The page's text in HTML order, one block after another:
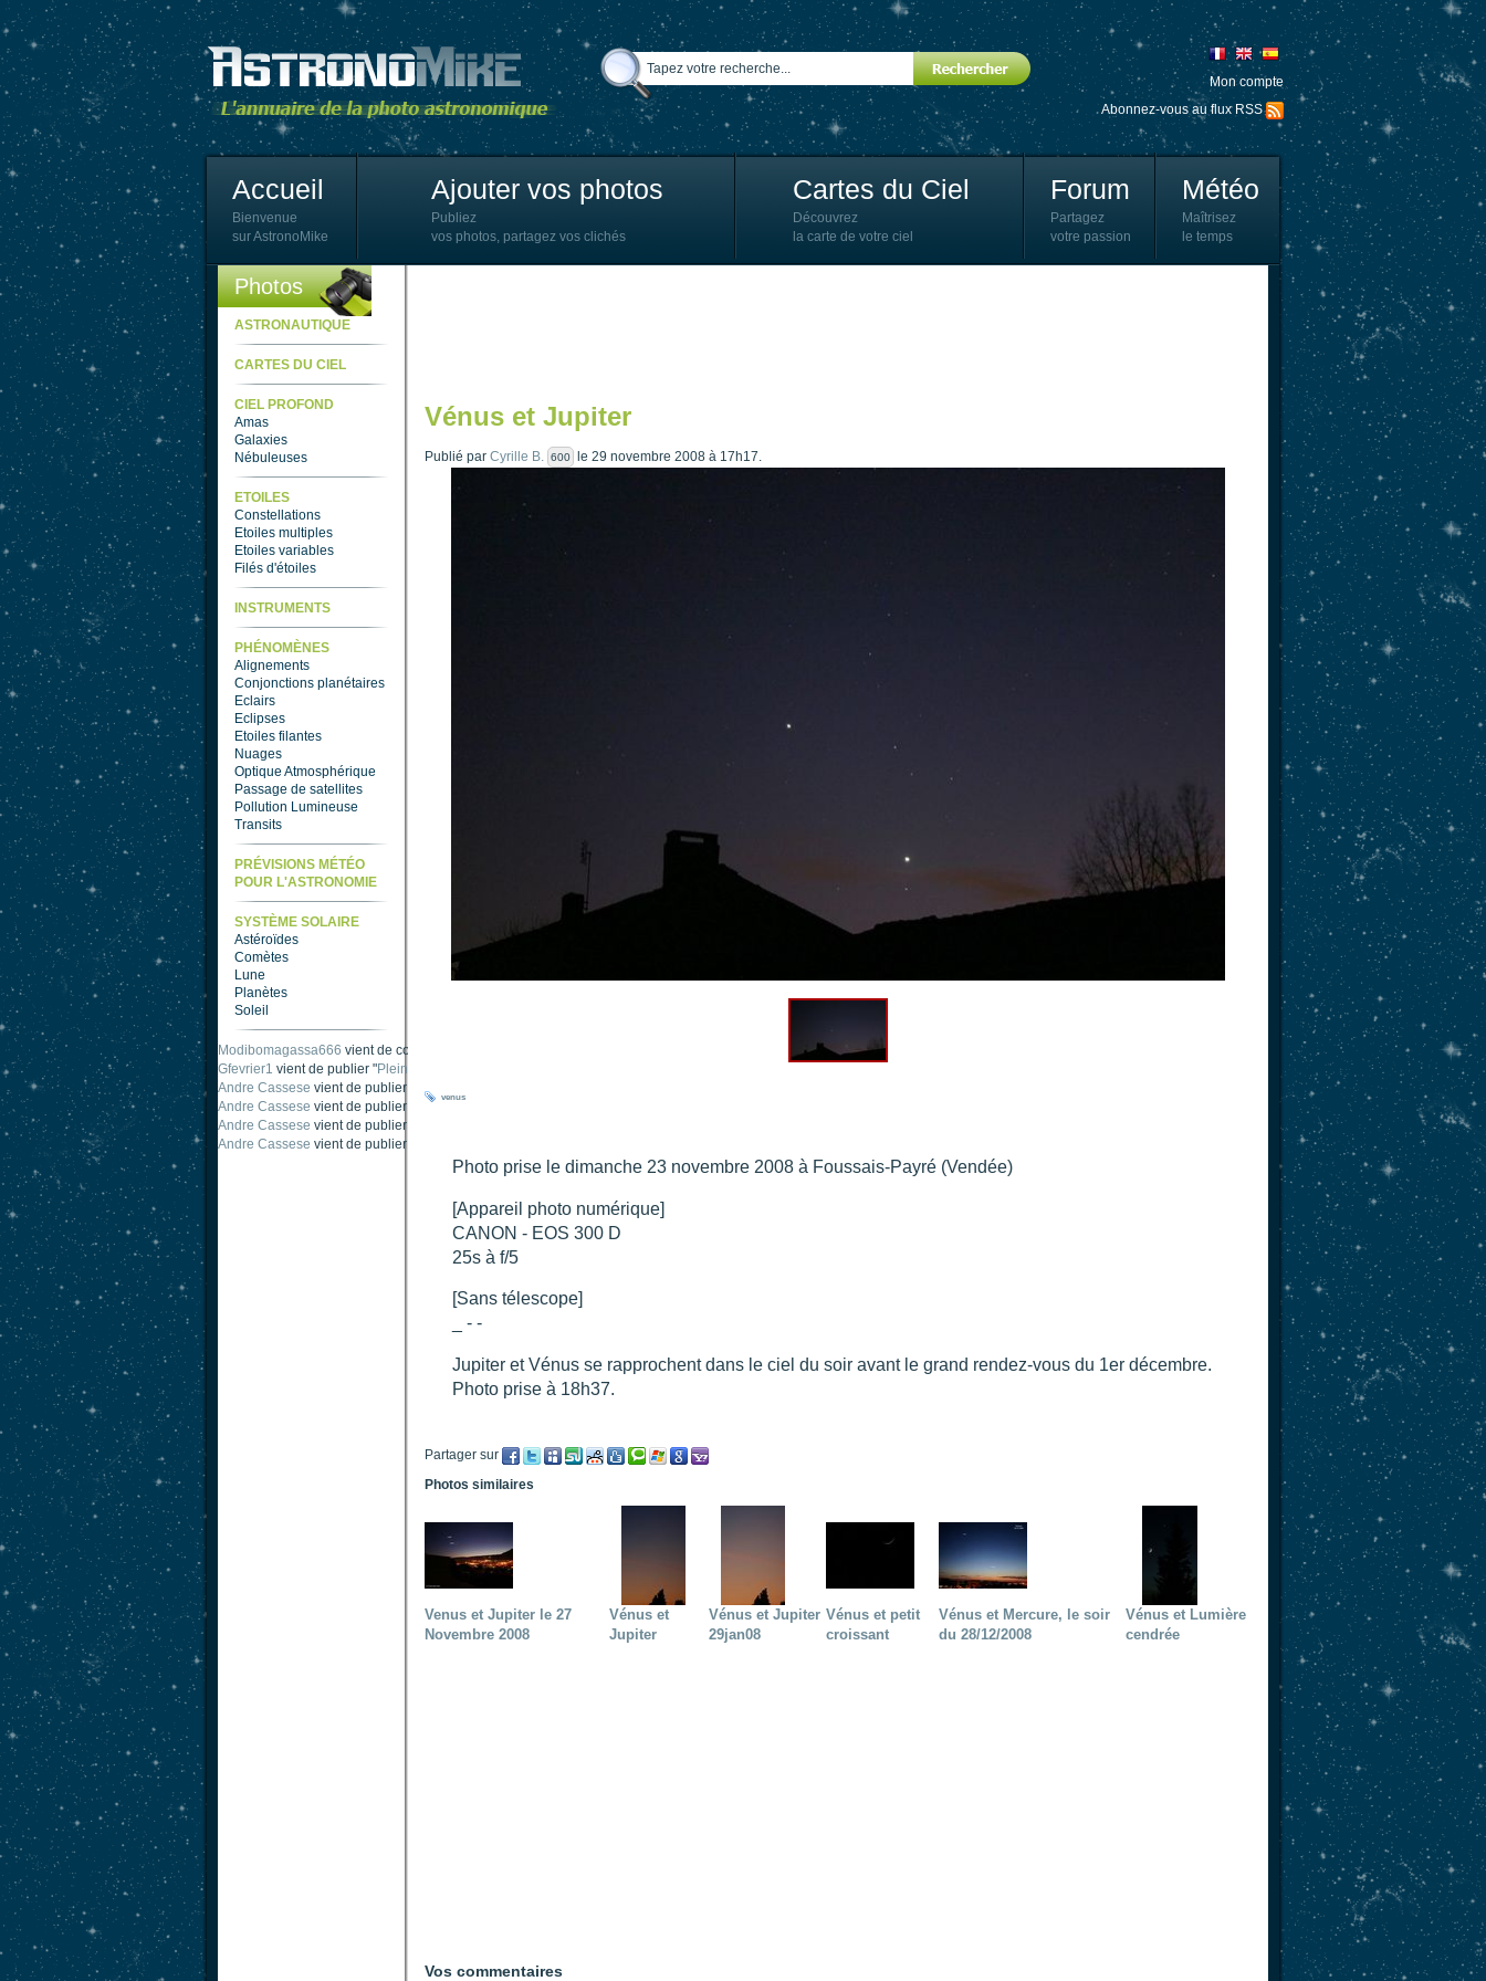
Mon compte
Abonnez-vous au flux RSS
Accueil
Bienvenue
sur AstronoMike
Ajouter vos photos
Publiez
vos photos, partagez vos clichés
Cartes du Ciel
Découvrez
la carte de votre ciel
Forum
Partagez
votre passion
Météo
Maîtrisez
le temps
Photos
ASTRONAUTIQUE
CARTES DU CIEL
CIEL PROFOND
Amas
Galaxies
Nébuleuses
ETOILES
Constellations
Etoiles multiples
Etoiles variables
Filés d'étoiles
INSTRUMENTS
PHÉNOMÈNES
Alignements
Conjonctions planétaires
Eclairs
Eclipses
Etoiles filantes
Nuages
Optique Atmosphérique
Passage de satellites
Pollution Lumineuse
Transits
PRÉVISIONS MÉTÉO
POUR L'ASTRONOMIE
SYSTÈME SOLAIRE
Astéroïdes
Comètes
Lune
Planètes
Soleil
Modibomagassa666 vient de commenter "
Gfevrier1 vient de publier "Pleine Lune - 9 Aout 205
Andre Cassese vient de publier " Tache solaire 18 juin 2021 lunette 120 mm Halpha
Andre Cassese vient de publier " Tache solaire 21 juin 2021 lunette halpha 120 mm
Andre Cassese vient de publier "
Andre Cassese vient de publier "
Vénus et Jupiter
Publié par Cyrille B. 600 le 29 novembre 2008 à 17h17.
venus
Photo prise le dimanche 23 novembre 2008 à Foussais-Payré (Vendée)
[Appareil photo numérique]
CANON - EOS 300 D
25s à f/5
[Sans télescope]
_ - -
Jupiter et Vénus se rapprochent dans le ciel du soir avant le grand rendez-vous du 1er décembre.
Photo prise à 18h37.
Partager sur
Photos similaires
Venus et Jupiter le 27
Novembre 2008
Vénus et
Jupiter
Vénus et Jupiter
29jan08
Vénus et petit
croissant
Vénus et Mercure, le soir
du 28/12/2008
Vénus et Lumière
cendrée
Vos commentaires